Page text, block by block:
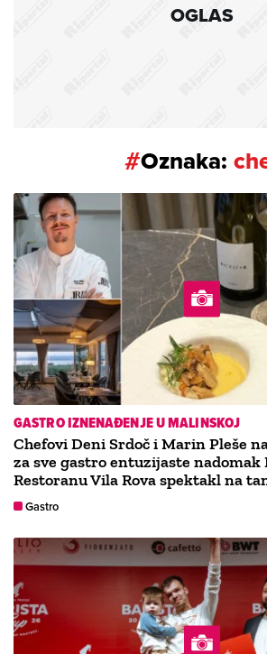
OGLAS
#Oznaka:
GASTRO IZNENAĐENJE U MALINSKOJ
Chefovi Deni Srdoč i Marin Pleše
za sve gastro entuzijaste nadomak
Restoranu Vila Rova spektakl na
Gastro